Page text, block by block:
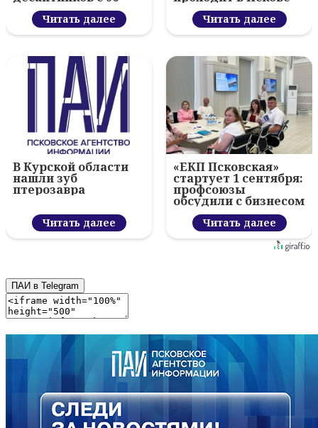
летием ВДВ и
вручил награды
Читать далее Читать далее
В Курской области
нашли зуб
птерозавра
Читать далее
«ЕКП Псковская»
стартует 1 сентября:
профсоюзы
обсудили с бизнесом
новый цифровой
проектЧитать далее
ПАИ в Telegram